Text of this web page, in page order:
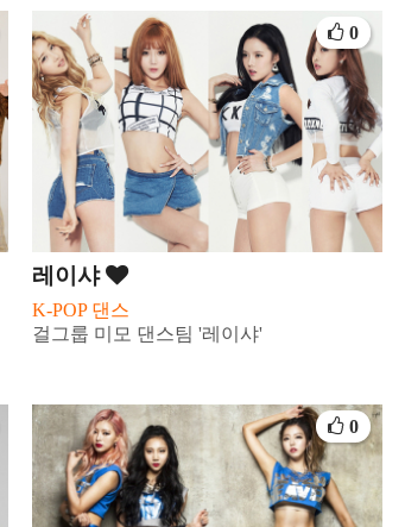
레이샤
K-POP 댄스
걸그룹 미모 댄스팀 '레이샤'
0
0